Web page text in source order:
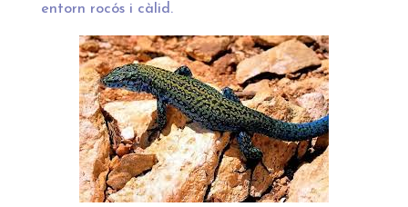
entorn rocós i càlid.